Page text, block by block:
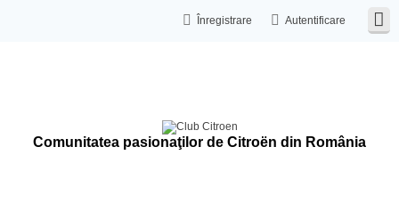
Autentificare
Înregistrare
Comunitatea pasionaţilor de Citroën din România